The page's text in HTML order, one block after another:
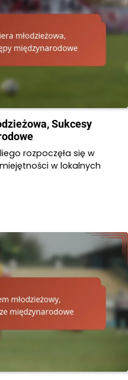
Sukcesy
rozpoczęła się w
w lokalnych